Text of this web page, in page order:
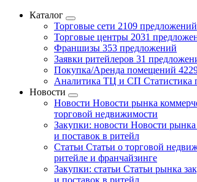
Каталог
Торговые сети 2109 предложений
Торговые центры 2031
Франшизы 353 предложений
Заявки ритейлеров 31
Покупка/Аренда помещений
Аналитика ТЦ и СП
Новости
Новости Новости рынка
торговой недвижимости
Закупки: новости Новости рынка
и поставок в ритейл
Статьи Статьи о торговой
ритейле и франчайзинге
Закупки: статьи Статьи рынка
и поставок в ритейл